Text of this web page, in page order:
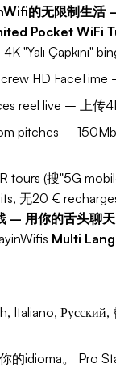
的无限制生活
Pocket WiFi
"Yalı Çapkını"
HD FaceTime
reel live – 上传
pitches –
tours (搜"5G
无20 €
– 用你的舌头聊天
Multi
Italiano, Русский,
的idioma。 Pro